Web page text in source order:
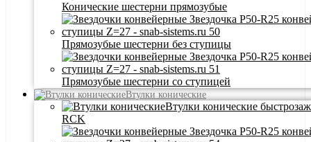
Конические шестерни прямозубые
Прямозубые шестерни без ступицы
Прямозубые шестерни со ступицей
Втулки конические
Втулки конические
RCK